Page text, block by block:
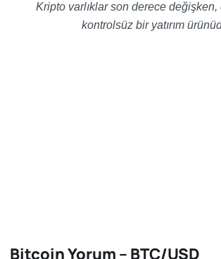
Kripto varlıklar son derece
kontrolsüz bir yatırım
Bitcoin Yorum – BTC/USD